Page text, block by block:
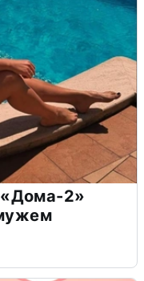
«Дома-2»